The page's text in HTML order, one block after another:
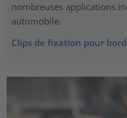
nombreuses applications
automobile.
Clips de fixation pour